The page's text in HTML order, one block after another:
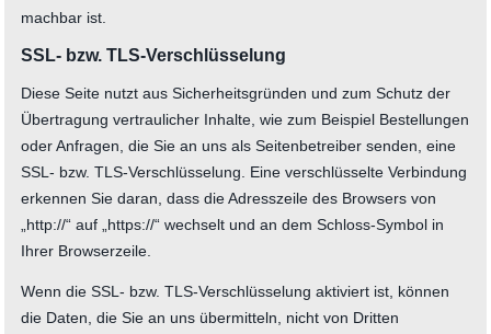
machbar ist.
SSL- bzw. TLS-Verschlüsselung
Diese Seite nutzt aus Sicherheitsgründen und zum Schutz der
Übertragung vertraulicher Inhalte, wie zum Beispiel Bestellungen
oder Anfragen, die Sie an uns als Seitenbetreiber senden, eine
SSL- bzw. TLS-Verschlüsselung. Eine verschlüsselte Verbindung
erkennen Sie daran, dass die Adresszeile des Browsers von
„http://“ auf „https://“ wechselt und an dem Schloss-Symbol in
Ihrer Browserzeile.
Wenn die SSL- bzw. TLS-Verschlüsselung aktiviert ist, können
die Daten, die Sie an uns übermitteln, nicht von Dritten